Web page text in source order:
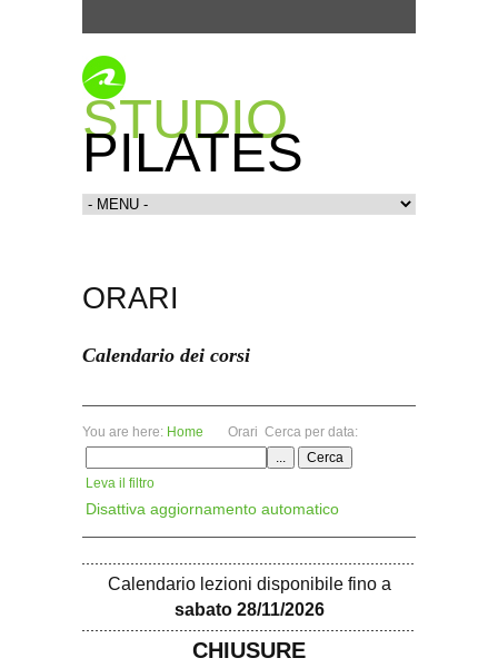
STUDIO
PILATES
ORARI
Calendario dei corsi
You are here: Home Orari Cerca per data:
Leva il filtro
Disattiva aggiornamento automatico
Calendario lezioni disponibile fino a
sabato 28/11/2026
CHIUSURE